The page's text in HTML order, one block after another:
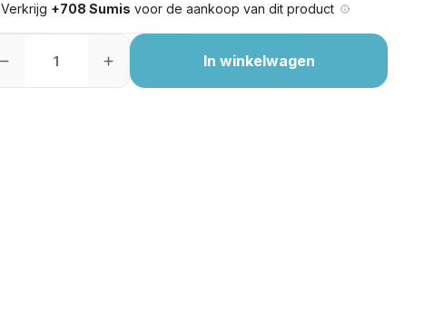
Verkrijg +708 Sumis voor de aankoop van dit product
In winkelwagen